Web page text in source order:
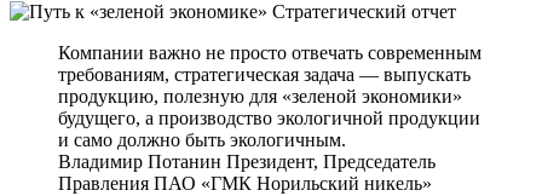
Стратегический отчет
Компании важно не просто отвечать современным
требованиям, стратегическая задача — выпускать
продукцию, полезную для «зеленой экономики»
будущего, а производство экологичной продукции
и само должно быть экологичным.
Владимир Потанин Президент, Председатель
Правления ПАО «ГМК Норильский никель»